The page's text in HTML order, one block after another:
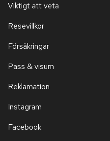
Viktigt att veta
Resevillkor
Försäkringar
Pass & visum
Reklamation
Instagram
Facebook